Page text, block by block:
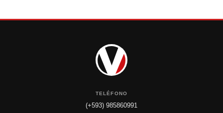
TELÉFONO
(+593) 985860991